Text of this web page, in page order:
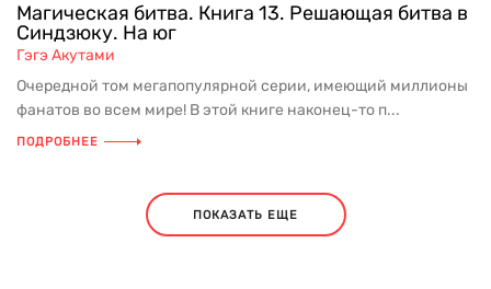
Магическая битва. Книга 13. Решающая битва в
Синдзюку. На юг
Гэгэ Акутами
Очередной том мегапопулярной серии, имеющий миллионы
фанатов во всем мире! В этой книге наконец-то п...
ПОДРОБНЕЕ
ПОКАЗАТЬ ЕЩЕ